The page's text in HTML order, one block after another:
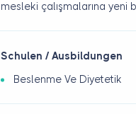
mesleki çalışmalarına
Schulen / Ausbildungen
Beslenme Ve Diyetetik